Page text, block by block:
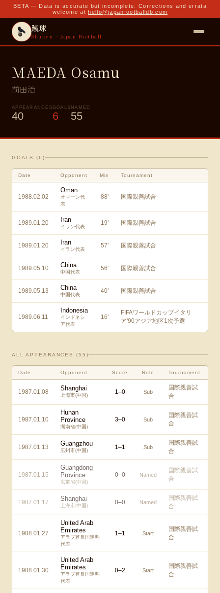
BETA — Data is accurate but incomplete. Corrections and errata
welcome at hello@japanfootballdb.com
蹴球
Shukyu · Japan Football
MAEDA Osamu
前田治
APPEARANCES
40
GOALS
6
NAMED
55
GOALS (6 )
Date Opponent Min Tournament
1988.02.02
Oman
オマーン代
表
88' 国際親善試合
1989.01.20 Iran
イラン代表
19' 国際親善試合
1989.01.20 Iran
イラン代表
57' 国際親善試合
1989.05.10 China
中国代表
56' 国際親善試合
1989.05.13 China
中国代表
40' 国際親善試合
1989.06.11
Indonesia
インドネシ
ア代表
16'
FIFAワールドカップイタリ
ア'90アジア地区1次予選
ALL APPEARANCES (55 )
Date Opponent Score Role Tournament
1987.01.08 Shanghai
上海市(中国) 1–0 Sub
国際親善試
合
1987.01.10
Hunan
Province
湖南省(中国)
3–0 Sub
国際親善試
合
1987.01.13 Guangzhou
広州市(中国) 1–1 Sub
国際親善試
合
1987.01.15
Guangdong
Province
広東省(中国)
0–0 Named
国際親善試
合
1987.01.17 Shanghai
上海市(中国) 0–0 Named
国際親善試
合
1988.01.27
United Arab
Emirates
アラブ首長国連邦
代表
1–1 Start
国際親善試
合
1988.01.30
United Arab
Emirates
アラブ首長国連邦
代表
0–2 Start
国際親善試
合